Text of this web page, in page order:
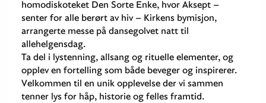
homodiskoteket Den Sorte Enke, hvor Aksept –
senter for alle berørt av hiv – Kirkens bymisjon,
arrangerte messe på dansegolvet natt til
allehelgensdag.
Ta del i lystenning, allsang og rituelle elementer, og
opplev en fortelling som både beveger og inspirerer.
Velkommen til en unik opplevelse der vi sammen
tenner lys for håp, historie og felles framtid.